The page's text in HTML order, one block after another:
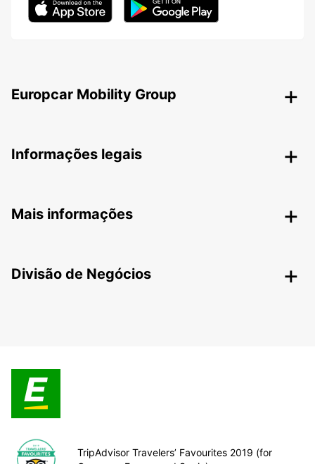
Europcar Mobility Group
Informações legais
Mais informações
Divisão de Negócios
TripAdvisor Travelers’ Favourites 2019 (for